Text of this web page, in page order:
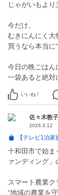
じゃがいもより
今だけ、
むきにんにく大
買うなら本当に“
今日の晩ごはん
いいね！
佐々木教
2026.3.12
【テレビ1泊
十和田市で始ま
ァンディング
スマート農業ク
“地域の農業を